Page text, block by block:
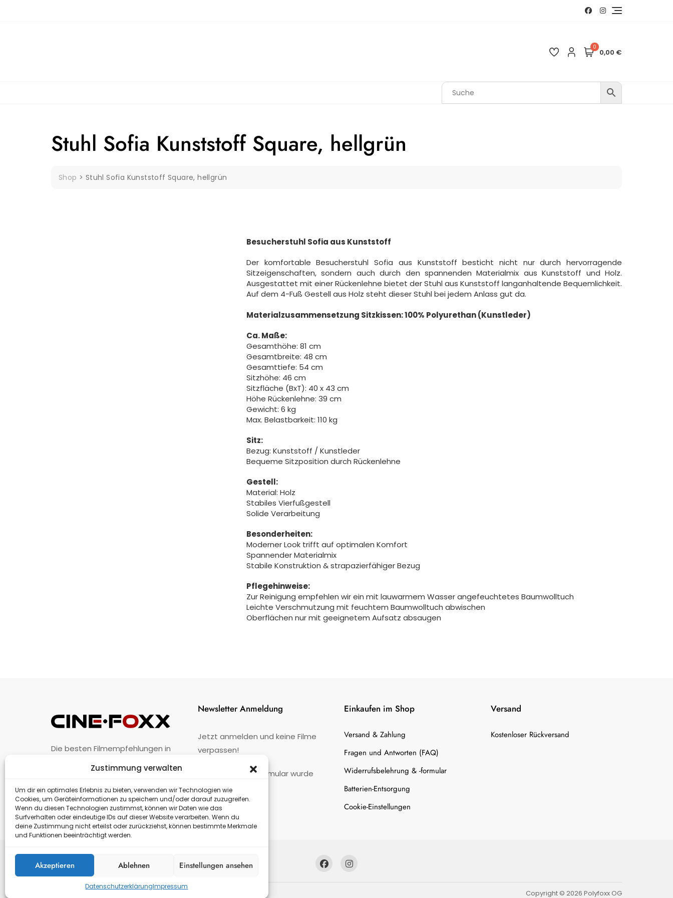
Zustimmung verwalten
Um dir ein optimales Erlebnis zu bieten, verwenden wir Technologien wie
Cookies, um Geräteinformationen zu speichern und/oder darauf zuzugreifen.
Wenn du diesen Technologien zustimmst, können wir Daten wie das
Surfverhalten oder eindeutige IDs auf dieser Website verarbeiten. Wenn du
deine Zustimmung nicht erteilst oder zurückziehst, können bestimmte Merkmale
und Funktionen beeinträchtigt werden.
Akzeptieren Ablehnen Einstellungen ansehen
DatenschutzerklärungImpressum
0
0,00 €
Stuhl Sofia Kunststoff Square, hellgrün
Shop > Stuhl Sofia Kunststoff Square, hellgrün
Besucherstuhl Sofia aus Kunststoff
Der komfortable Besucherstuhl Sofia aus Kunststoff besticht nicht nur durch hervorragende
Sitzeigenschaften, sondern auch durch den spannenden Materialmix aus Kunststoff und Holz.
Ausgestattet mit einer Rückenlehne bietet der Stuhl aus Kunststoff langanhaltende Bequemlichkeit.
Auf dem 4-Fuß Gestell aus Holz steht dieser Stuhl bei jedem Anlass gut da.
Materialzusammensetzung Sitzkissen: 100% Polyurethan (Kunstleder)
Ca. Maße:
Gesamthöhe: 81 cm
Gesamtbreite: 48 cm
Gesamttiefe: 54 cm
Sitzhöhe: 46 cm
Sitzfläche (BxT): 40 x 43 cm
Höhe Rückenlehne: 39 cm
Gewicht: 6 kg
Max. Belastbarkeit: 110 kg
Sitz:
Bezug: Kunststoff / Kunstleder
Bequeme Sitzposition durch Rückenlehne
Gestell:
Material: Holz
Stabiles Vierfußgestell
Solide Verarbeitung
Besonderheiten:
Moderner Look trifft auf optimalen Komfort
Spannender Materialmix
Stabile Konstruktion & strapazierfähiger Bezug
Pflegehinweise:
Zur Reinigung empfehlen wir ein mit lauwarmem Wasser angefeuchtetes Baumwolltuch
Leichte Verschmutzung mit feuchtem Baumwolltuch abwischen
Oberflächen nur mit geeignetem Aufsatz absaugen
Die besten Filmempfehlungen in
Unternehmen · Impressum · Kontakt
Newsletter Anmeldung
Jetzt anmelden und keine Filme
verpassen!
Kontaktformular wurde
nicht gefunden.
Einkaufen im Shop
Versand & Zahlung
Fragen und Antworten (FAQ)
Widerrufsbelehrung & -formular
Batterien-Entsorgung
Cookie-Einstellungen
Versand
Kostenloser Rückversand
Copyright © 2026 Polyfoxx OG